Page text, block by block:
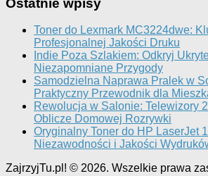
Toner do Lexmark MC3224dwe:
Profesjonalnej Jakości Druku
Indie Poza Szlakiem: Odkryj
Niezapomniane Przygody
Samodzielna Naprawa Pralek w
Praktyczny Przewodnik dla
Rewolucja w Salonie: Telewizory
Oblicze Domowej Rozrywki
Oryginalny Toner do HP LaserJet
Niezawodności i Jakości
ZajrzyjTu.pl! © 2026. Wszelkie prawa